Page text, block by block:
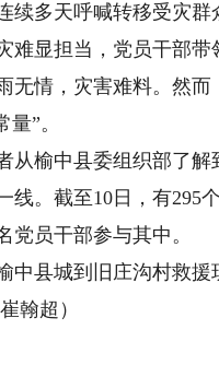
多天呼喊转移受灾群
难显担当，党员干部带
情，灾害难料。然而
量”。
榆中县委组织部了解
线。截至10日，有295
党员干部参与其中。
县城到旧庄沟村救援现
翰超）